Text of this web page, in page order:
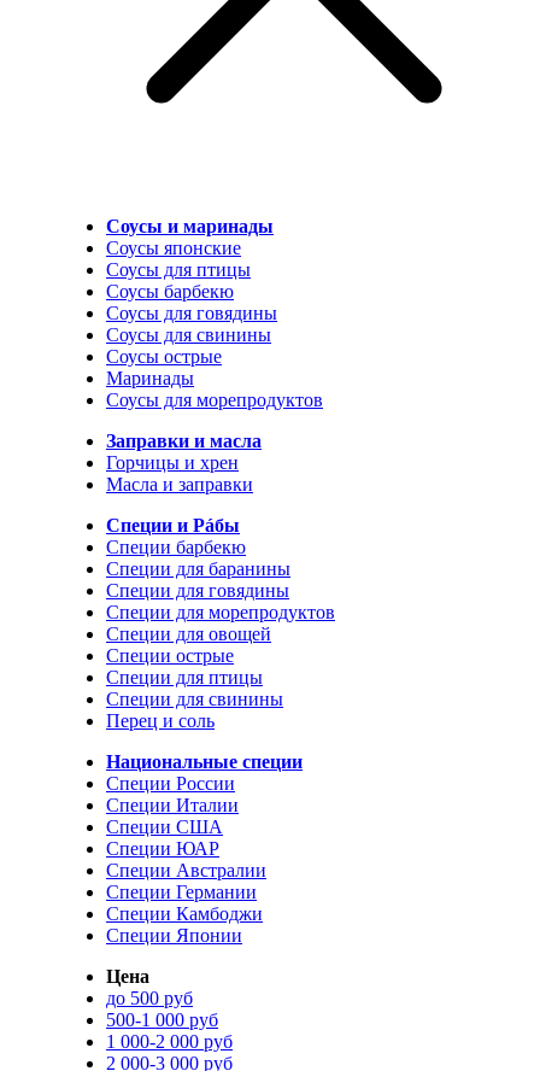
Соусы и маринады
Соусы японские
Соусы для птицы
Соусы барбекю
Соусы для говядины
Соусы для свинины
Соусы острые
Маринады
Соусы для морепродуктов
Заправки и масла
Горчицы и хрен
Масла и заправки
Специи и Рáбы
Специи барбекю
Специи для баранины
Специи для говядины
Специи для морепродуктов
Специи для овощей
Специи острые
Специи для птицы
Специи для свинины
Перец и соль
Национальные специи
Специи России
Специи Италии
Специи США
Специи ЮАР
Специи Австралии
Специи Германии
Специи Камбоджи
Специи Японии
Цена
до 500 руб
500-1 000 руб
1 000-2 000 руб
2 000-3 000 руб